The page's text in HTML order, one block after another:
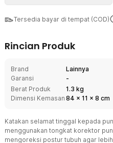
Tersedia bayar di tempat (COD)
Rincian Produk
Brand
Lainnya
Garansi
-
Berat Produk
1.3 kg
Dimensi Kemasan 84 x 11 x 8 cm
Katakan selamat tinggal kepada
menggunakan tongkat korektor
mengoreksi postur tubuh agar